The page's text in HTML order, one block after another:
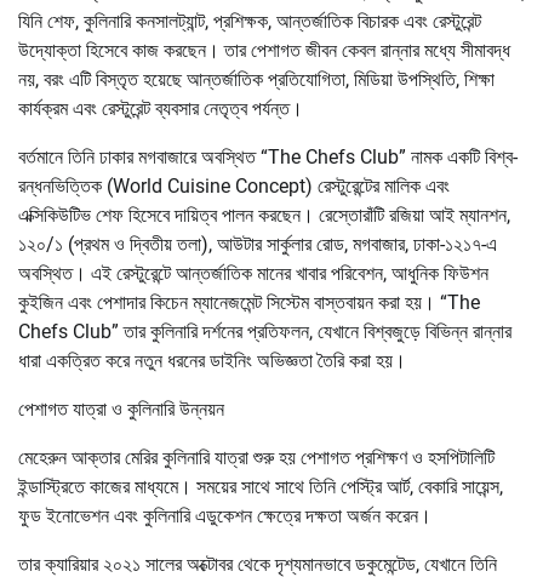
যিনি শেফ, কুলিনারি কনসালট্যান্ট, প্রশিক্ষক, আন্তর্জাতিক বিচারক এবং রেস্টুরেন্ট
উদ্যোক্তা হিসেবে কাজ করছেন। তার পেশাগত জীবন কেবল রান্নার মধ্যে সীমাবদ্ধ
নয়, বরং এটি বিস্তৃত হয়েছে আন্তর্জাতিক প্রতিযোগিতা, মিডিয়া উপস্থিতি, শিক্ষা
কার্যক্রম এবং রেস্টুরেন্ট ব্যবসার নেতৃত্ব পর্যন্ত।
বর্তমানে তিনি ঢাকার মগবাজারে অবস্থিত “The Chefs Club” নামক একটি বিশ্ব-
রন্ধনভিত্তিক (World Cuisine Concept) রেস্টুরেন্টের মালিক এবং
এক্সিকিউটিভ শেফ হিসেবে দায়িত্ব পালন করছেন। রেস্তোরাঁটি রজিয়া আই ম্যানশন,
১২০/১ (প্রথম ও দ্বিতীয় তলা), আউটার সার্কুলার রোড, মগবাজার, ঢাকা-১২১৭-এ
অবস্থিত। এই রেস্টুরেন্টে আন্তর্জাতিক মানের খাবার পরিবেশন, আধুনিক ফিউশন
কুইজিন এবং পেশাদার কিচেন ম্যানেজমেন্ট সিস্টেম বাস্তবায়ন করা হয়। “The
Chefs Club” তার কুলিনারি দর্শনের প্রতিফলন, যেখানে বিশ্বজুড়ে বিভিন্ন রান্নার
ধারা একত্রিত করে নতুন ধরনের ডাইনিং অভিজ্ঞতা তৈরি করা হয়।
পেশাগত যাত্রা ও কুলিনারি উন্নয়ন
মেহেরুন আক্তার মেরির কুলিনারি যাত্রা শুরু হয় পেশাগত প্রশিক্ষণ ও হসপিটালিটি
ইন্ডাস্ট্রিতে কাজের মাধ্যমে। সময়ের সাথে সাথে তিনি পেস্ট্রি আর্ট, বেকারি সায়েন্স,
ফুড ইনোভেশন এবং কুলিনারি এডুকেশন ক্ষেত্রে দক্ষতা অর্জন করেন।
তার ক্যারিয়ার ২০২১ সালের অক্টোবর থেকে দৃশ্যমানভাবে ডকুমেন্টেড, যেখানে তিনি